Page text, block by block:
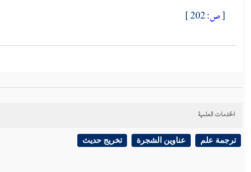
[ص:
الخدمات العلمية
ترجمة علم عناوين الشجرة تخريج حديث